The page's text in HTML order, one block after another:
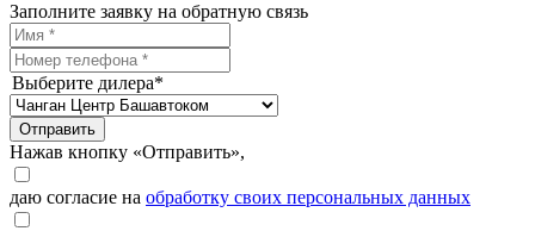
Заполните заявку на обратную связь
Выберите дилера*
Отправить
Нажав кнопку «Отправить»,
даю согласие на обработку своих персональных данных